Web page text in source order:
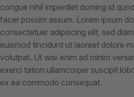
congue nihil imperdiet doming id
facer possim assum. Lorem ipsum
consectetuer adipiscing elit, sed
euismod tincidunt ut laoreet dolore
volutpat. Ut wisi enim ad minim
exerci tation ullamcorper suscipit
ex ea commodo consequat.